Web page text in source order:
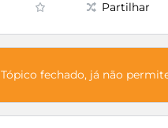
Partilhar
Tópico fechado, já não